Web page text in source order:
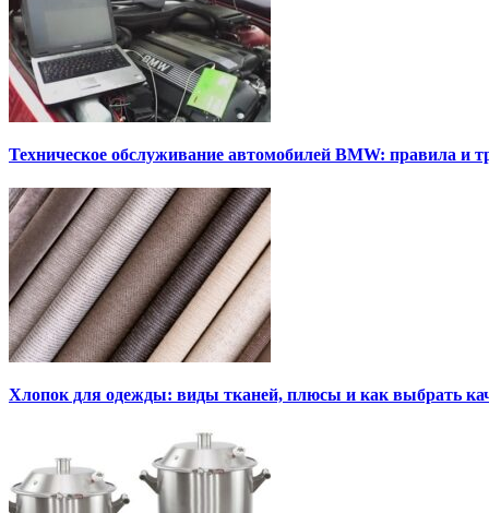
Техническое обслуживание автомобилей BMW: правила и
Хлопок для одежды: виды тканей, плюсы и как выбрать